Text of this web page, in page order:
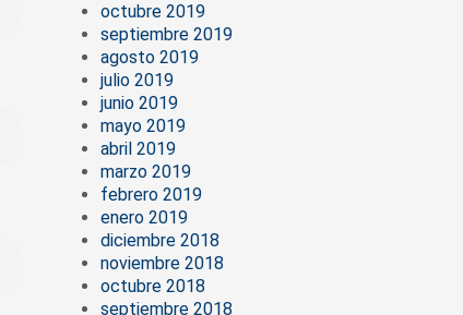
octubre 2019
septiembre 2019
agosto 2019
julio 2019
junio 2019
mayo 2019
abril 2019
marzo 2019
febrero 2019
enero 2019
diciembre 2018
noviembre 2018
octubre 2018
septiembre 2018